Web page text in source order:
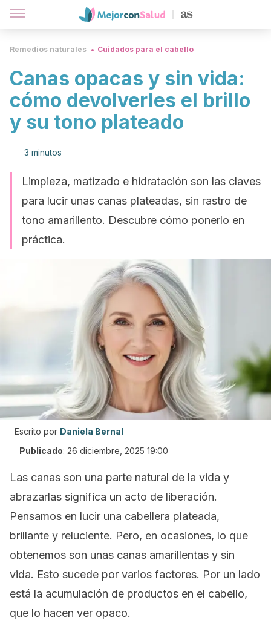
Remedios naturales Cuidados para el cabello
Canas opacas y sin vida:
cómo devolverles el brillo
y su tono plateado
3 minutos
Limpieza, matizado e hidratación son las claves
para lucir unas canas plateadas, sin rastro de
tono amarillento. Descubre cómo ponerlo en
práctica.
Escrito por Daniela Bernal
Publicado: 26 diciembre, 2025 19:00
Las canas son una parte natural de la vida y
abrazarlas significa un acto de liberación.
Pensamos en lucir una cabellera plateada,
brillante y reluciente. Pero, en ocasiones, lo que
obtenemos son unas canas amarillentas y sin
vida. Esto sucede por varios factores. Por un lado
está la acumulación de productos en el cabello,
que lo hacen ver opaco.